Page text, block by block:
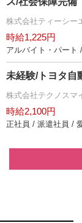
株式会社ティーシー
時給1,225円
アルバイト・パート
未経験/トヨタ自
株式会社テクノスマ
時給2,100円
正社員 / 派遣社員 /